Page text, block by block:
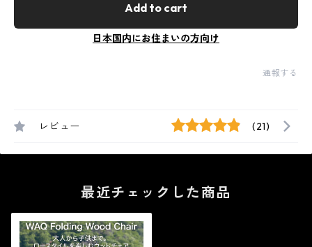
Add to cart
日本国内にお住まいの方向け
通報する
レビュー (21)
最近チェックした商品